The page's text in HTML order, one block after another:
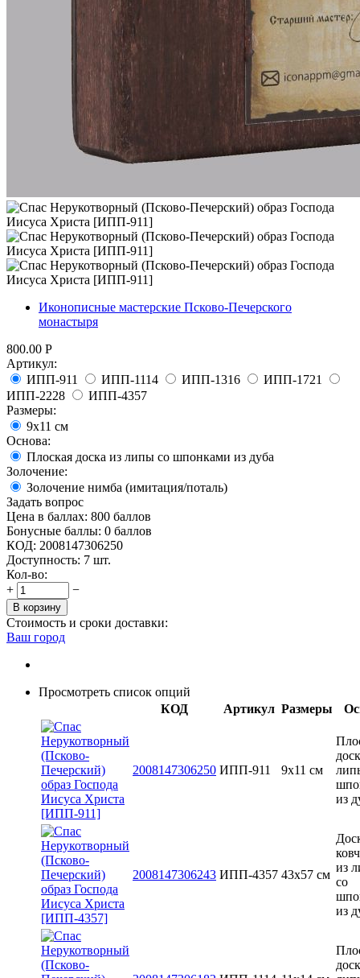
Иконописные мастерские Псково-Печерского
монастыря
800.00 Р
Артикул:
ИПП-911
ИПП-1114 ИПП-1316
ИПП-1721
ИПП-2228
ИПП-4357
Размеры:
9х11 см
Основа:
Плоская доска из липы со шпонками из дуба
Золочение:
Золочение нимба (имитация/поталь)
Задать вопрос
Цена в баллах: 800 баллов
Бонусные баллы: 0 баллов
КОД: 2008147306250
Доступность: 7 шт.
Кол-во:
+
−
В корзину
Стоимость и сроки доставки:
Ваш город
Просмотреть список опций
КОД
Артикул Размеры
2008147306250 ИПП-911 9х11 см
из
2008147306243 ИПП-4357 43x57 см
из
со
из